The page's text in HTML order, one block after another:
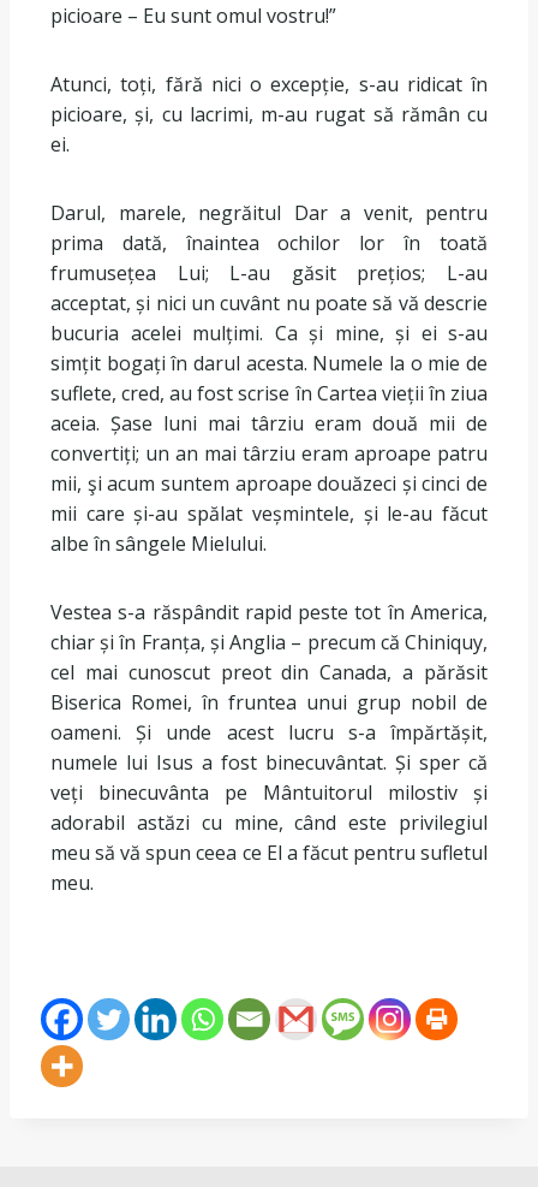
picioare – Eu sunt omul vostru!”
Atunci, toți, fără nici o excepție, s-au ridicat în
picioare, și, cu lacrimi, m-au rugat să rămân cu
ei.
Darul, marele, negrăitul Dar a venit, pentru
prima dată, înaintea ochilor lor în toată
frumusețea Lui; L-au găsit prețios; L-au
acceptat, și nici un cuvânt nu poate să vă descrie
bucuria acelei mulțimi. Ca și mine, și ei s-au
simțit bogați în darul acesta. Numele la o mie de
suflete, cred, au fost scrise în Cartea vieții în ziua
aceia. Șase luni mai târziu eram două mii de
convertiți; un an mai târziu eram aproape patru
mii, şi acum suntem aproape douăzeci și cinci de
mii care și-au spălat veșmintele, și le-au făcut
albe în sângele Mielului.
Vestea s-a răspândit rapid peste tot în America,
chiar și în Franța, și Anglia – precum că Chiniquy,
cel mai cunoscut preot din Canada, a părăsit
Biserica Romei, în fruntea unui grup nobil de
oameni. Și unde acest lucru s-a împărtășit,
numele lui Isus a fost binecuvântat. Și sper că
veți binecuvânta pe Mântuitorul milostiv și
adorabil astăzi cu mine, când este privilegiul
meu să vă spun ceea ce El a făcut pentru sufletul
meu.